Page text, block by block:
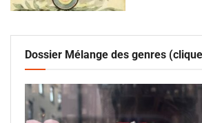
Dossier Mélange des genres